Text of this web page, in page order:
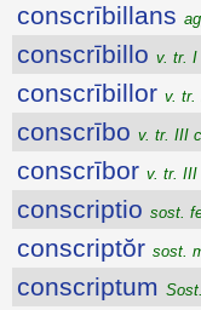
conscrībillans
conscrībillo v. tr. I
conscrībillor v. tr.
conscrībo v. tr. III
conscrībor v. tr. III
conscriptio sost.
conscriptŏr sost.
conscriptum